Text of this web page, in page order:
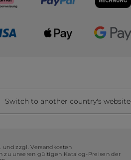
Switch to another country's website
und zzgl. Versandkosten
zu unseren gültigen Katalog-Preisen der